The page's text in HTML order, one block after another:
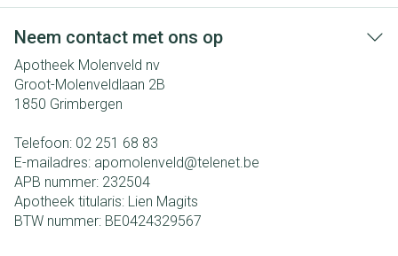
Neem contact met ons op
Apotheek Molenveld nv
Groot-Molenveldlaan 2B
1850 Grimbergen
Telefoon: 02 251 68 83
E-mailadres: apomolenveld@telenet.be
APB nummer: 232504
Apotheek titularis: Lien Magits
BTW nummer: BE0424329567